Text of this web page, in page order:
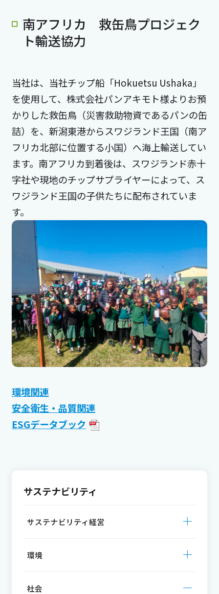
サステナビリティ
サステナビリティ経営
環境
社会
南アフリカ 救缶鳥プロジェク
ト輸送協力
当社は、当社チップ船「Hokuetsu Ushaka」
を使用して、株式会社パンアキモト様よりお預
かりした救缶鳥（災害救助物資であるパンの缶
詰）を、新潟東港からスワジランド王国（南ア
フリカ北部に位置する小国）へ海上輸送してい
ます。南アフリカ到着後は、スワジランド赤十
字社や現地のチップサプライヤーによって、ス
ワジランド王国の子供たちに配布されていま
す。
環境関連
安全衛生・品質関連
ESGデータブック